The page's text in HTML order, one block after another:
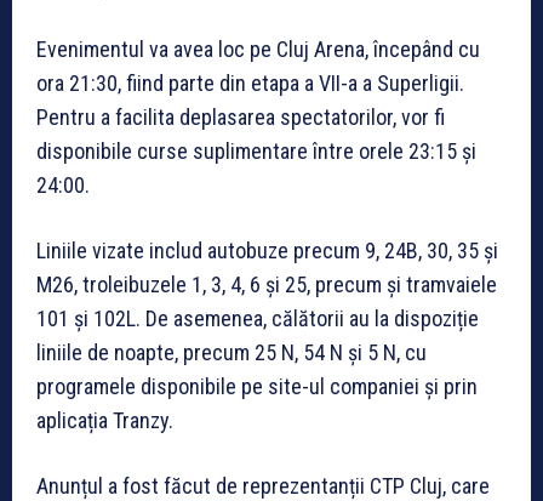
Evenimentul va avea loc pe Cluj Arena, începând cu
ora 21:30, fiind parte din etapa a VII-a a Superligii.
Pentru a facilita deplasarea spectatorilor, vor fi
disponibile curse suplimentare între orele 23:15 și
24:00.
Liniile vizate includ autobuze precum 9, 24B, 30, 35 și
M26, troleibuzele 1, 3, 4, 6 și 25, precum și tramvaiele
101 și 102L. De asemenea, călătorii au la dispoziție
liniile de noapte, precum 25 N, 54 N și 5 N, cu
programele disponibile pe site-ul companiei și prin
aplicația Tranzy.
Anunțul a fost făcut de reprezentanții CTP Cluj, care